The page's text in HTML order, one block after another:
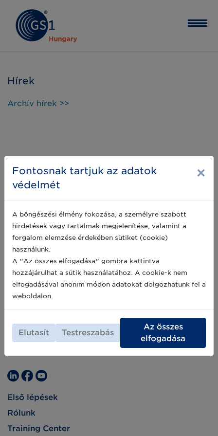
Hírek
Archív hírek >>
Első lépések
Rólunk
Training Center
Fontosnak tartjuk az adatok
védelmét
×
A böngészési élmény fokozása, a személyre szabott
hirdetések vagy tartalmak megjelenítése, valamint a
forgalom elemzése érdekében sütiket (cookie)
használunk.
A "Az összes elfogadása" gombra kattintva
hozzájárulhat a sütik használatához. A cookie-k nem
elfogadásával anonim módon adatokat dolgozhatunk fel a
weboldalon.
Elutasít Testreszabás
Az összes
elfogadása